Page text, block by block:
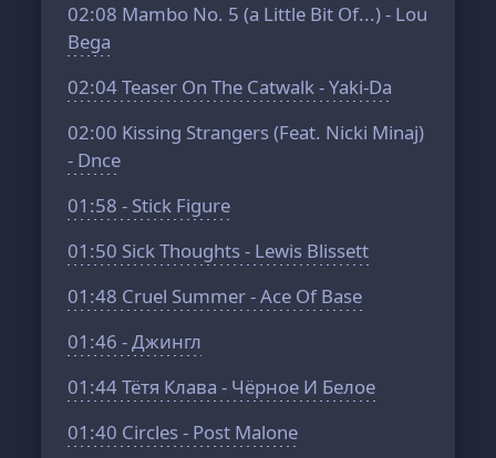
02:08 Mambo No. 5 (a Little Bit Of...) - Lou
Bega
02:04Teaser On The Catwalk - Yaki-Da
02:00 Kissing Strangers (Feat. Nicki Minaj)
- Dnce
01:58 - Stick Figure
01:50 Sick Thoughts - Lewis Blissett
01:48 Cruel Summer - Ace Of Base
01:46 - Джингл
01:44Тётя Клава - Чёрное И Белое
01:40 Circles - Post Malone